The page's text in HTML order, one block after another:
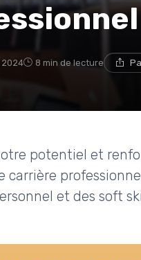
2024 8 min de lecture
potentiel et
carrière
et des soft